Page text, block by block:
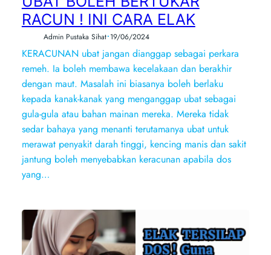
RACUN ! INI CARA ELAK
Admin Pustaka Sihat•19/06/2024
KERACUNAN ubat jangan dianggap sebagai perkara
remeh. Ia boleh membawa kecelakaan dan berakhir
dengan maut. Masalah ini biasanya boleh berlaku
kepada kanak-kanak yang menganggap ubat sebagai
gula-gula atau bahan mainan mereka. Mereka tidak
sedar bahaya yang menanti terutamanya ubat untuk
merawat penyakit darah tinggi, kencing manis dan sakit
jantung boleh menyebabkan keracunan apabila dos
yang…